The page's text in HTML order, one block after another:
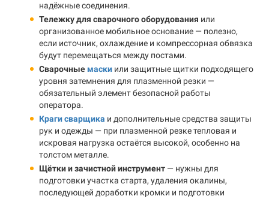
надёжные соединения.
Тележку для сварочного оборудования или
организованное мобильное основание — полезно,
если источник, охлаждение и компрессорная обвязка
будут перемещаться между постами.
Сварочные маски или защитные щитки подходящего
уровня затемнения для плазменной резки —
обязательный элемент безопасной работы
оператора.
Краги сварщика и дополнительные средства защиты
рук и одежды — при плазменной резке тепловая и
искровая нагрузка остаётся высокой, особенно на
толстом металле.
Щётки и зачистной инструмент — нужны для
подготовки участка старта, удаления окалины,
последующей доработки кромки и подготовки